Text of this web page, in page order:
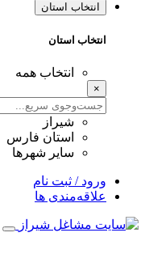
انتخاب استان
انتخاب استان
انتخاب همه
×
شیراز
استان فارس
سایر شهرها
ورود / ثبت نام
علاقه‌مندی ها